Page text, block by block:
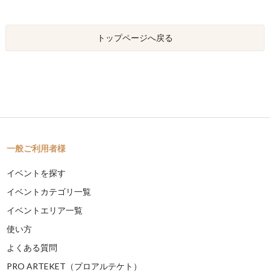
トップページへ戻る
一般ご利用者様
イベントを探す
イベントカテゴリ一覧
イベントエリア一覧
使い方
よくある質問
PRO ARTEKET（プロアルテケト）